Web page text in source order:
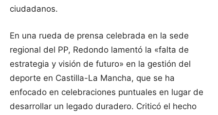
ciudadanos.
En una rueda de prensa celebrada en la sede
regional del PP, Redondo lamentó la «falta de
estrategia y visión de futuro» en la gestión del
deporte en Castilla-La Mancha, que se ha
enfocado en celebraciones puntuales en lugar de
desarrollar un legado duradero. Criticó el hecho